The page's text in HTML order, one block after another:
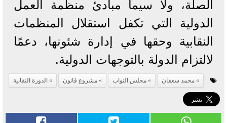
الصلة، ولا سيما مبادئ منظمة العمل
الدولية التي تكفل استقلال المنظمات
النقابية وحقها في إدارة شئونها، دعمًا
لالتزام الدولة بالتوجهات الدولية.
محمد سعفان مجلس النواب مشروع قانون الدورة النقابية